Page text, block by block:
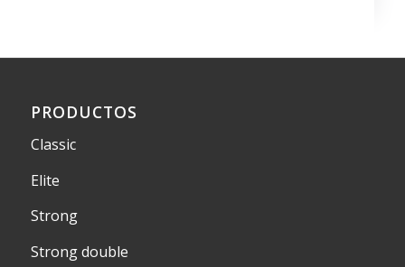
PRODUCTOS
Classic
Elite
Strong
Strong double